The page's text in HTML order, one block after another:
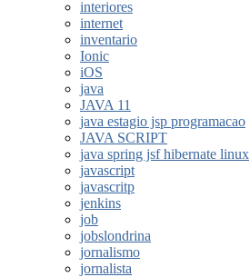
interiores
internet
inventario
Ionic
iOS
java
JAVA 11
java estagio jsp programacao
JAVA SCRIPT
java spring jsf hibernate linux
javascript
javascritp
jenkins
job
jobslondrina
jornalismo
jornalista